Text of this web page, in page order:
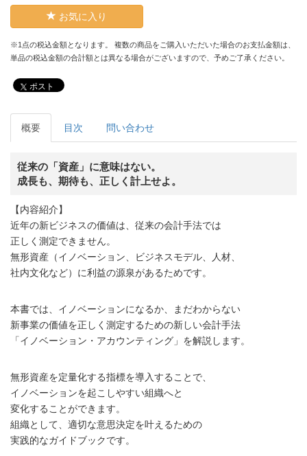
お気に入り
※1点の税込金額となります。 複数の商品をご購入いただいた場合のお支払金額は、
単品の税込金額の合計額とは異なる場合がございますので、予めご了承ください。
ポスト
概要 目次 問い合わせ
従来の「資産」に意味はない。
成長も、期待も、正しく計上せよ。
【内容紹介】
近年の新ビジネスの価値は、従来の会計手法では
正しく測定できません。
無形資産（イノベーション、ビジネスモデル、人材、
社内文化など）に利益の源泉があるためです。
本書では、イノベーションになるか、まだわからない
新事業の価値を正しく測定するための新しい会計手法
「イノベーション・アカウンティング」を解説します。
無形資産を定量化する指標を導入することで、
イノベーションを起こしやすい組織へと
変化することができます。
組織として、適切な意思決定を叶えるための
実践的なガイドブックです。